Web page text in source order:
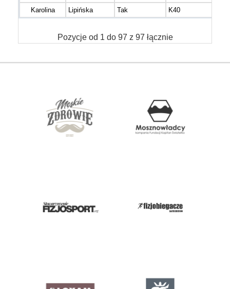
Karolina
Lipińska Tak K40
Pozycje od 1 do 97 z 97 łącznie